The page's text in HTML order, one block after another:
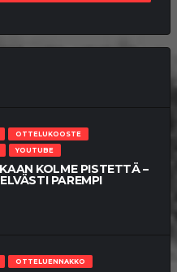
OTTELUKOOSTE
YOUTUBE
KOLME PISTETTÄ –
PAREMPI
OTTELUENNAKKO